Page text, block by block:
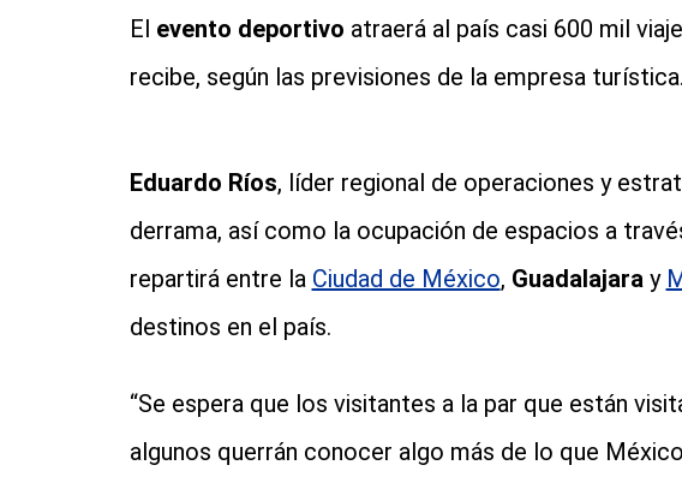
El evento deportivo atraerá al país casi 600 mil
recibe, según las previsiones de la empresa turística.
Eduardo Ríos, líder regional de operaciones y
derrama, así como la ocupación de espacios a
repartirá entre la Ciudad de México, Guadalajara y
destinos en el país.
“Se espera que los visitantes a la par que están
algunos querrán conocer algo más de lo que